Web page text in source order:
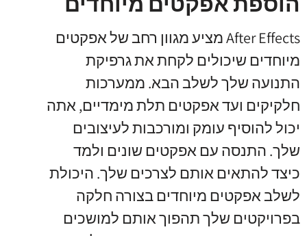
After Effects מציע מגוון רחב של אפקטים
מיוחדים שיכולים לקחת את גרפיקת
התנועה שלך לשלב הבא. ממערכות
חלקיקים ועד אפקטים תלת מימדיים, אתה
יכול להוסיף עומק ומורכבות לעיצובים
שלך. התנסה עם אפקטים שונים ולמד
כיצד להתאים אותם לצרכים שלך. היכולת
לשלב אפקטים מיוחדים בצורה חלקה
בפרויקטים שלך תהפוך אותם למושכים